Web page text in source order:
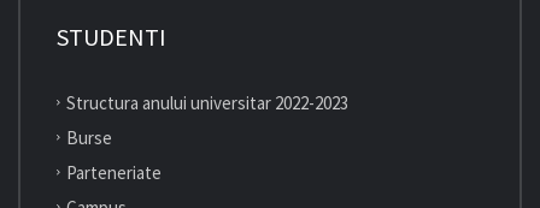
STUDENTI
Structura anului universitar 2022-2023
Burse
Parteneriate